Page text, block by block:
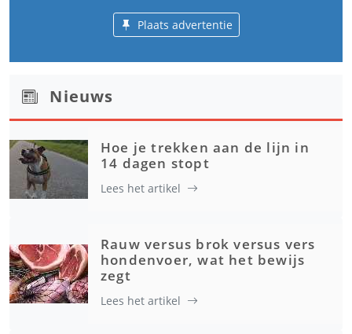
Plaats advertentie
Nieuws
Hoe je trekken aan de lijn in
14 dagen stopt
Lees het artikel
Rauw versus brok versus vers
hondenvoer, wat het bewijs
zegt
Lees het artikel